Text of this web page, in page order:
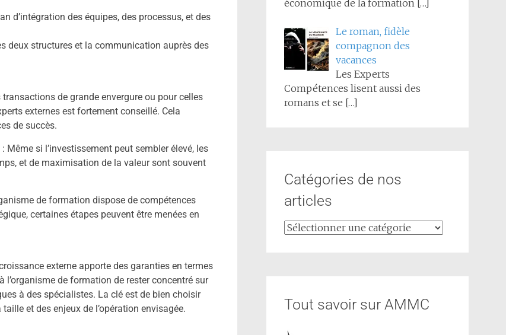
d’intégration des équipes, des processus, et des
deux structures et la communication auprès des
de grande envergure ou pour celles
externes est fortement conseillé. Cela
de succès.
si l’investissement peut sembler élevé, les
et de maximisation de la valeur sont souvent
de formation dispose de compétences
certaines étapes peuvent être menées en
externe apporte des garanties en termes
de formation de rester concentré sur
à des spécialistes. La clé est de bien choisir
et des enjeux de l’opération envisagée.
économique de la formation […]
Le roman, fidèle
compagnon des
vacances
Les Experts
Compétences lisent aussi des
romans et se […]
Catégories de nos
articles
Tout savoir sur AMMC